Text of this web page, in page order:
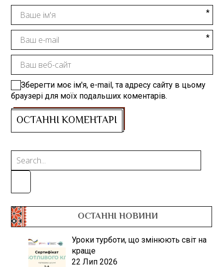
Зберегти моє ім'я, e-mail, та адресу сайту в цьому
браузері для моїх подальших коментарів.
ОСТАННІ НОВИНИ
Уроки турботи, що змінюють світ на
краще
22 Лип 2026